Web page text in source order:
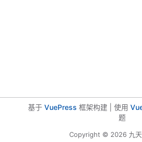
基于 VuePress 框架构建 | 使用
题
Copyright © 2026 九天